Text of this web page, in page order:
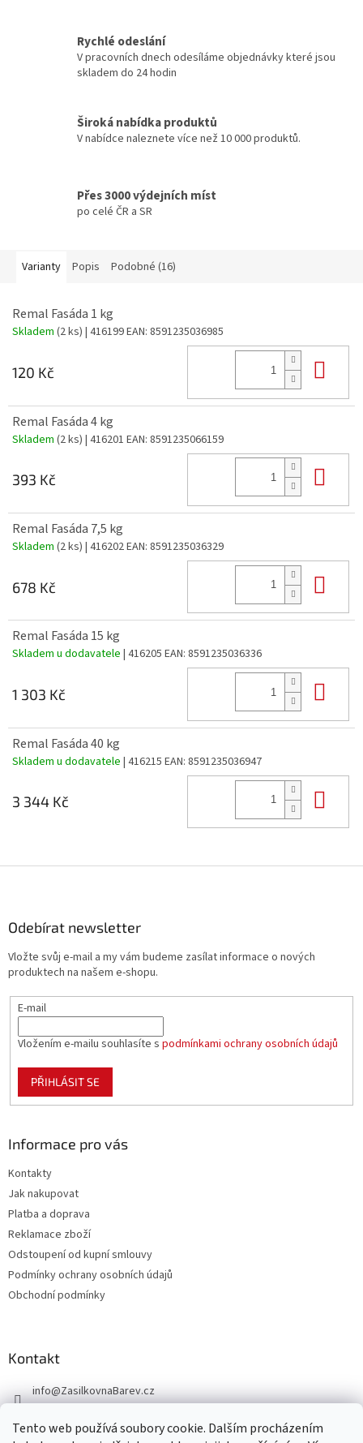
Tento web používá soubory cookie. Dalším procházením
Rychlé odeslání
V pracovních dnech odesíláme objednávky které jsou
skladem do 24 hodin
Široká nabídka produktů
V nabídce naleznete více než 10 000 produktů.
Přes 3000 výdejních míst
po celé ČR a SR
Varianty Popis Podobné (16)
Remal Fasáda 1 kg
Skladem (2 ks) | 416199EAN: 8591235036985
120 Kč
Remal Fasáda 4 kg
Skladem (2 ks) | 416201 EAN: 8591235066159
393 Kč
Remal Fasáda 7,5 kg
Skladem (2 ks) | 416202EAN: 8591235036329
678 Kč
Remal Fasáda 15 kg
Skladem u dodavatele | 416205 EAN: 8591235036336
1 303 Kč
Remal Fasáda 40 kg
Skladem u dodavatele | 416215 EAN: 8591235036947
3 344 Kč
Odebírat newsletter
Vložte svůj e-mail a my vám budeme zasílat informace o nových
produktech na našem e-shopu.
E-mail
Vložením e-mailu souhlasíte s podmínkami ochrany osobních údajů
PŘIHLÁSIT SE
Informace pro vás
Kontakty
Jak nakupovat
Platba a doprava
Reklamace zboží
Odstoupení od kupní smlouvy
Podmínky ochrany osobních údajů
Obchodní podmínky
Kontakt
info@ZasilkovnaBarev.cz